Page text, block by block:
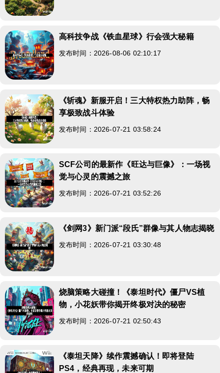
高科技争战《铁血星球》行会强大秘籍
发布时间：2026-08-06 02:10:17
《斩魂》新服开启！三大特权热力助阵，畅
享极致战斗体验
发布时间：2026-07-21 03:58:24
SCF公司的最新作《旺达与巨像》：一场视
觉与心灵的震撼之旅
发布时间：2026-07-21 03:52:26
《剑网3》新门派“段氏”群像与其人物志揭晓
发布时间：2026-07-21 03:30:48
烧脑策略大碰撞！《泰坦时代》僵尸VS植
物，小花妖带你揭开终极对决的秘密
发布时间：2026-07-21 02:50:43
《泰坦天降》续作震撼确认！即将登陆
PS4，经典再现，未来可期